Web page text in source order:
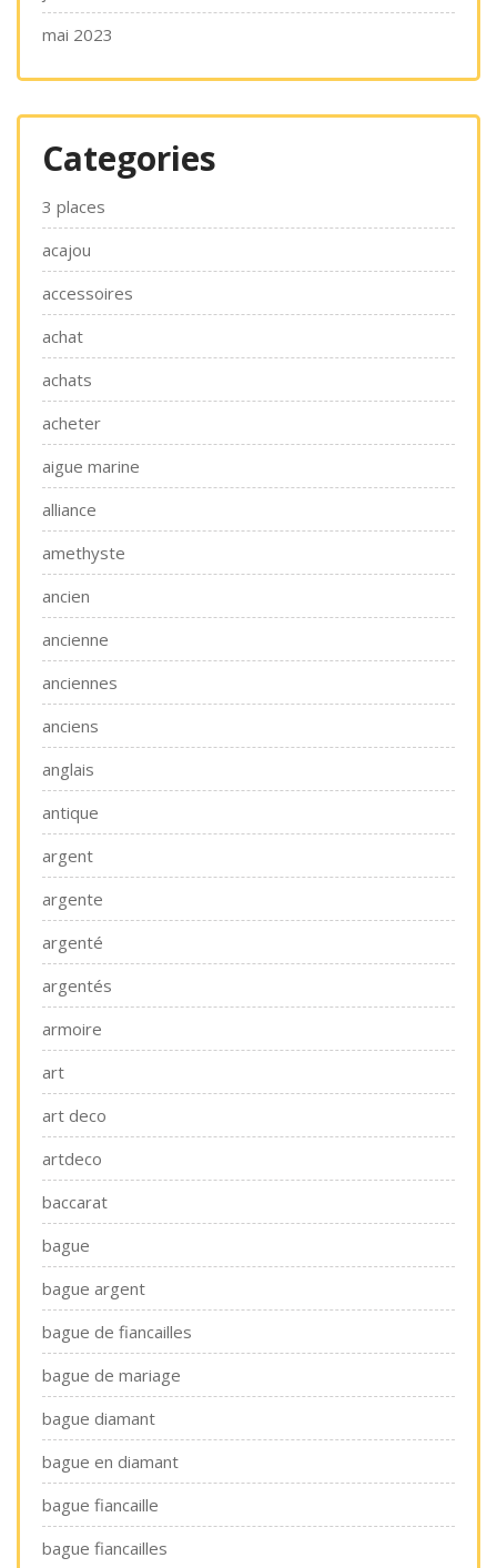
mai 2023
Categories
3 places
acajou
accessoires
achat
achats
acheter
aigue marine
alliance
amethyste
ancien
ancienne
anciennes
anciens
anglais
antique
argent
argente
argenté
argentés
armoire
art
art deco
artdeco
baccarat
bague
bague argent
bague de fiancailles
bague de mariage
bague diamant
bague en diamant
bague fiancaille
bague fiancailles